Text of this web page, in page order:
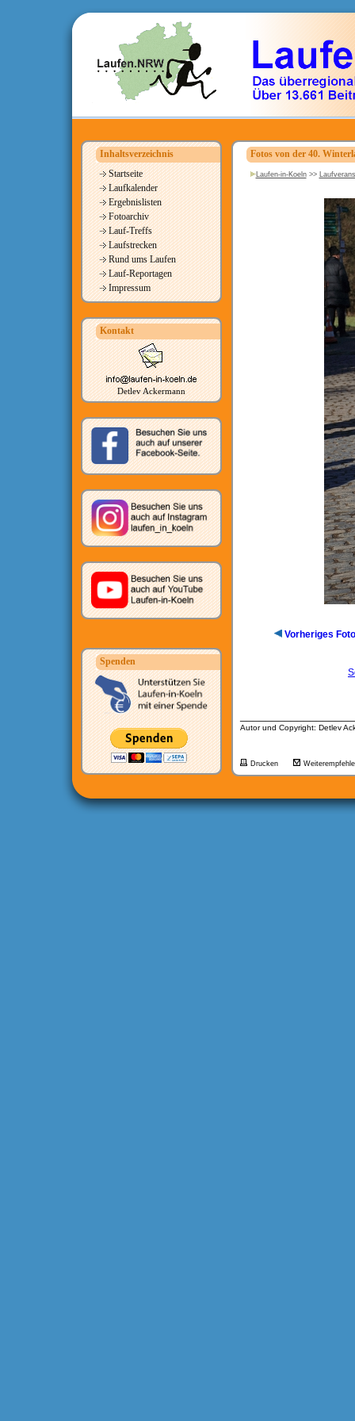
Inhaltsverzeichnis
Startseite
Laufkalender
Ergebnislisten
Fotoarchiv
Lauf-Treffs
Laufstrecken
Rund ums Laufen
Lauf-Reportagen
Impressum
Kontakt
Detlev Ackermann
Spenden
Fotos von der 40.
Laufen-in-Koeln>>
Vorheriges Foto
Autor und Copyright: Detlev
Drucken